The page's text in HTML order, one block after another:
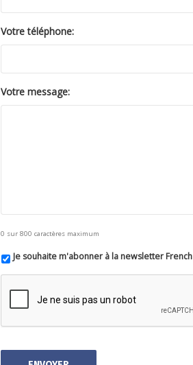
Votre téléphone:
Votre message:
0 sur 800 caractères maximum
Je souhaite m'abonner à la newsletter